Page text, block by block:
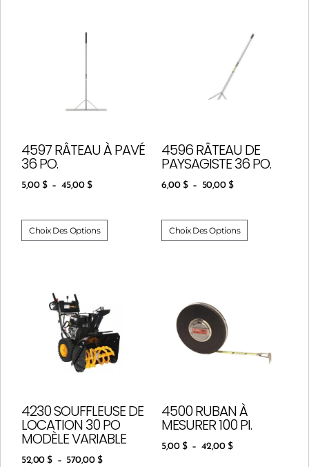
4597 RÂTEAU À PAVÉ
36 PO.
5,00 $ – 45,00 $
Choix Des Options
4596 RÂTEAU DE
PAYSAGISTE 36 PO.
6,00 $ – 50,00 $
Choix Des Options
4230 SOUFFLEUSE DE
LOCATION 30 PO
MODÈLE VARIABLE
52,00$ – 570,00 $
4500 RUBAN À
MESURER 100 PI.
5,00 $ – 42,00 $